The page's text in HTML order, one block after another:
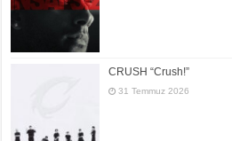
CRUSH “Crush!”
31 Temmuz 2026